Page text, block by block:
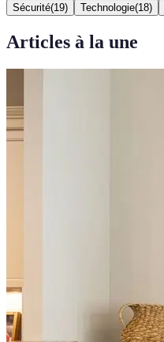
Sécurité(19) Technologie(18)
Articles à la une